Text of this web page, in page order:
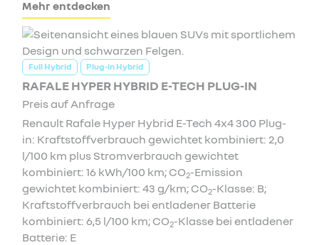
Mehr entdecken
Full Hybrid Plug-in Hybrid
RAFALE HYPER HYBRID E-TECH PLUG-IN
Preis auf Anfrage
Renault Rafale Hyper Hybrid E-Tech 4x4 300 Plug-
in: Kraftstoffverbrauch gewichtet kombiniert: 2,0
l/100 km plus Stromverbrauch gewichtet
kombiniert: 16 kWh/100 km; CO2-Emission
gewichtet kombiniert: 43 g/km; CO2-Klasse: B;
Kraftstoffverbrauch bei entladener Batterie
kombiniert: 6,5 l/100 km; CO2-Klasse bei entladener
Batterie: E